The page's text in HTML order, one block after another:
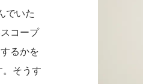
でいた
コープ
るかを
。そうす